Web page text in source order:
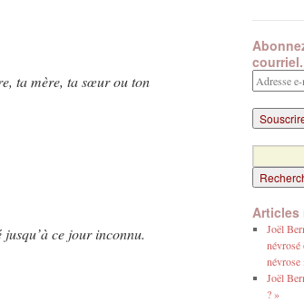
ta mère, ta sœur ou ton
jusqu’à ce jour inconnu.
courriel.
Adresse
e-
mail
Articles
Joël
névrosé
névrose
Joël
? »